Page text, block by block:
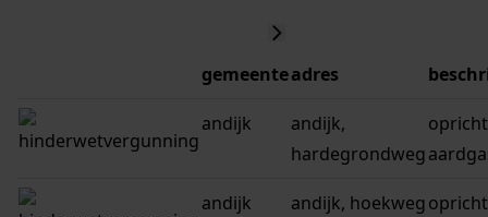
gemeenteadres
andijk
andijk,
hardegrondweg
andijk
andijk, hoekweg